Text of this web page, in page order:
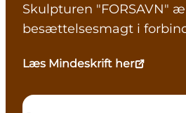
Skulpturen "FORSAVN"
besættelsesmagt i
Læs Mindeskrift her